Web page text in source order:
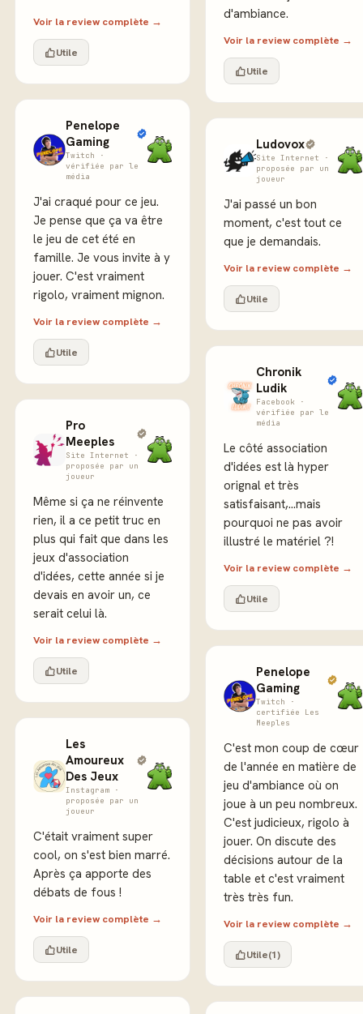
Voir la review complète →
Utile
Penelope
Gaming
Twitch ·
vérifiée par le
média
J'ai craqué pour ce jeu.
Je pense que ça va être
le jeu de cet été en
famille. Je vous invite à y
jouer. C'est vraiment
rigolo, vraiment mignon.
Voir la review complète →
Utile
Pro
Meeples
Site Internet ·
proposée par un
joueur
Même si ça ne réinvente
rien, il a ce petit truc en
plus qui fait que dans les
jeux d'association
d'idées, cette année si je
devais en avoir un, ce
serait celui là.
Voir la review complète →
Utile
Les
Amoureux
Des Jeux
Instagram ·
proposée par un
joueur
C'était vraiment super
cool, on s'est bien marré.
Après ça apporte des
débats de fous !
Voir la review complète →
Utile
d'ambiance.
Voir la review complète →
Utile
Ludovox
Site Internet ·
proposée par un
joueur
J'ai passé un bon
moment, c'est tout ce
que je demandais.
Voir la review complète →
Utile
Chronik
Ludik
Facebook ·
vérifiée par le
média
Le côté association
d'idées est là hyper
orignal et très
satisfaisant,...mais
pourquoi ne pas avoir
illustré le matériel ?!
Voir la review complète →
Utile
Penelope
Gaming
Twitch ·
certifiée Les
Meeples
C'est mon coup de cœur
de l'année en matière de
jeu d'ambiance où on
joue à un peu nombreux.
C'est judicieux, rigolo à
jouer. On discute des
décisions autour de la
table et c'est vraiment
très très fun.
Voir la review complète →
Utile(1)